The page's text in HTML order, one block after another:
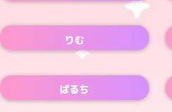
りむ
ぱるち